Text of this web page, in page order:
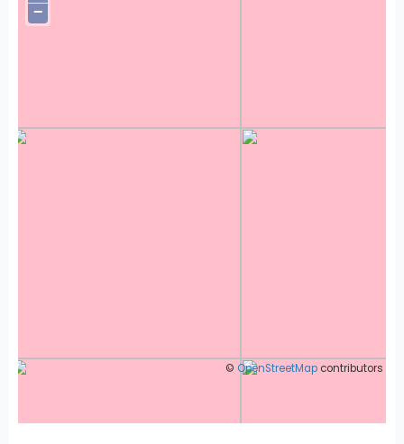
−
© OpenStreetMap contributors